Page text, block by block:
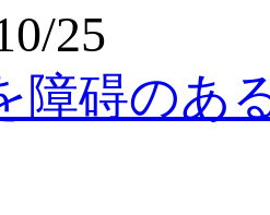
25
障碍のあ